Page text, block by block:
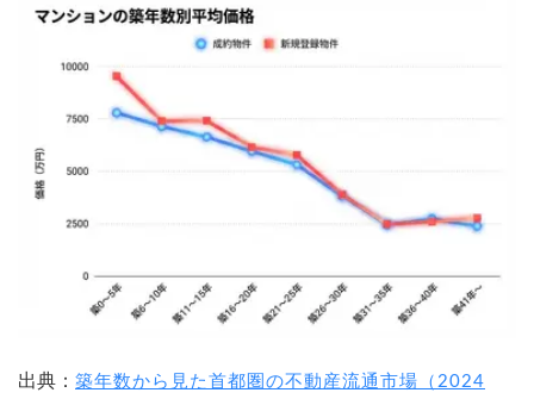
出典： 築年数から見た首都圏の不動産流通市場（2024